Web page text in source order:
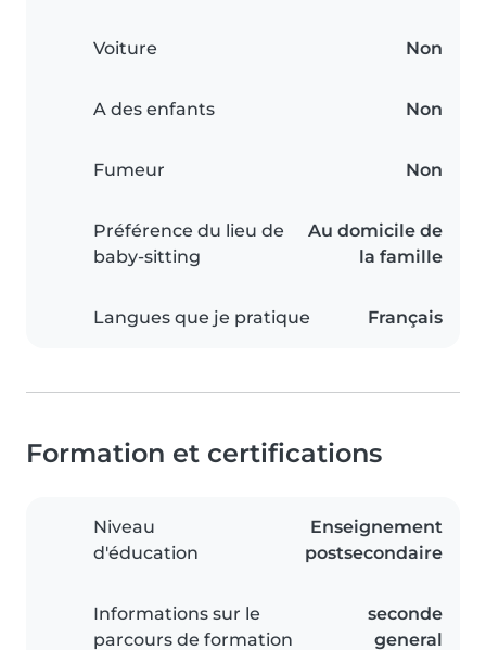
Voiture Non
A des enfants Non
Fumeur Non
Préférence du lieu de
baby-sitting
Au domicile de
la famille
Langues que je pratique Français
Formation et certifications
Niveau
d'éducation
Enseignement
postsecondaire
Informations sur le
parcours de formation
seconde
general